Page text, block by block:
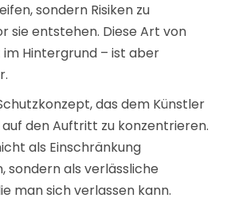
sondern Risiken zu
sie entstehen. Diese Art von
Hintergrund – ist aber
das dem Künstler
den Auftritt zu konzentrieren.
als Einschränkung
sondern als verlässliche
man sich verlassen kann.